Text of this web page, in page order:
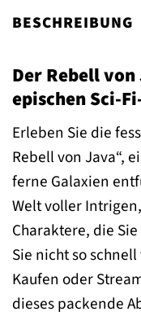
BESCHREIBUNG
Der Rebell
epischen Sci-
Erleben Sie die
Rebell von Java“,
ferne Galaxien
Welt voller
Charaktere, die
Sie nicht so
Kaufen oder
dieses packende